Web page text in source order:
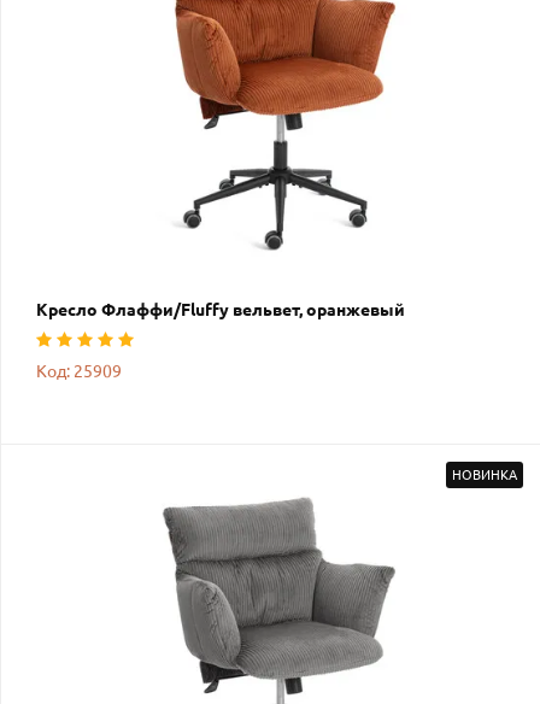
Кресло Флаффи/Fluffy вельвет, оранжевый
Код: 25909
НОВИНКА